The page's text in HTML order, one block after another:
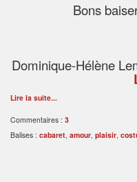
Bons
Dominique-Hélène
Lire la suite...
Commentaires : 3
Balises : cabaret, amour, plaisir,